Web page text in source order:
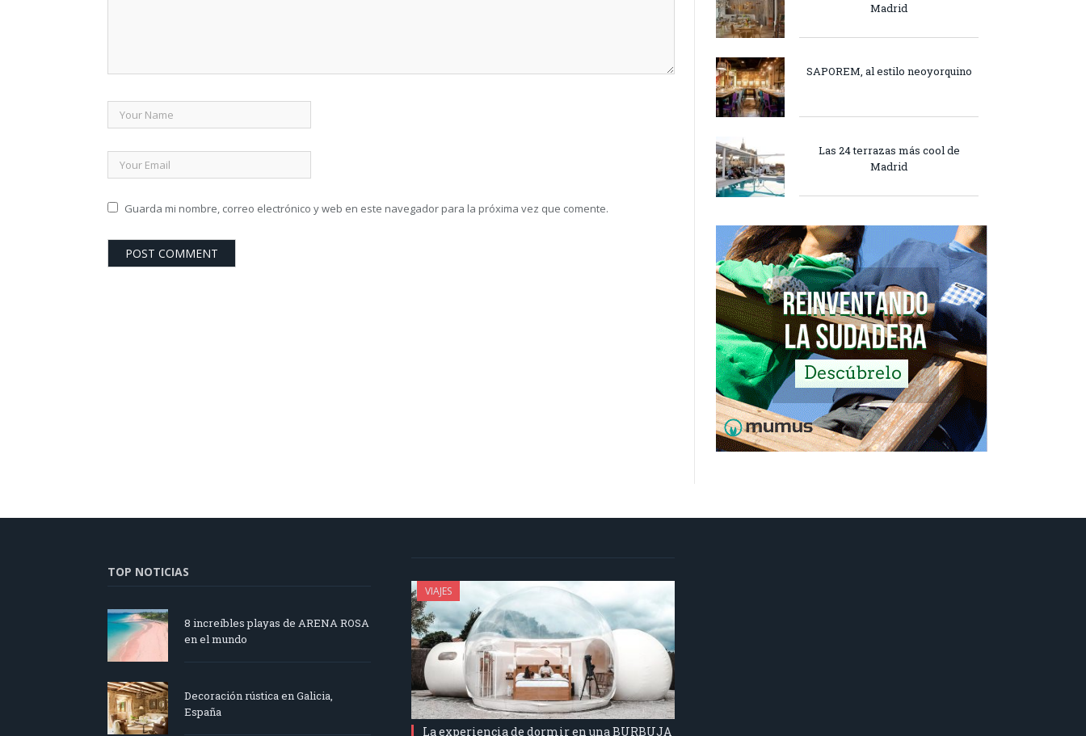
Guarda mi nombre, correo electrónico y web en este navegador para la próxima vez que comente.
Madrid
SAPOREM, al estilo neoyorquino
Las 24 terrazas más cool de
Madrid
TOP NOTICIAS
8 increíbles playas de ARENA ROSA
en el mundo
Decoración rústica en Galicia,
España
VIAJES
La experiencia de dormir en una BURBUJA